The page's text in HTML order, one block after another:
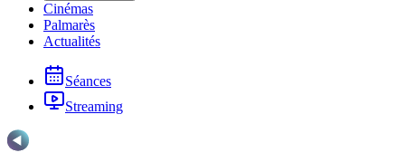
Cinémas
Palmarès
Actualités
Séances
Streaming